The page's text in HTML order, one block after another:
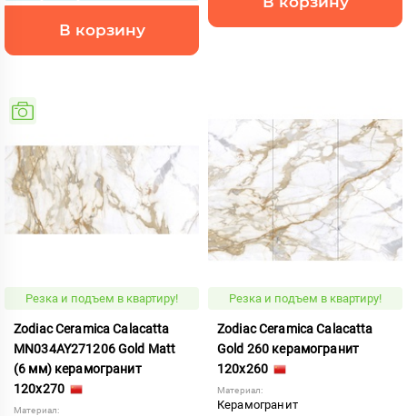
В корзину
Резка и подъем в квартиру!
Zodiac Ceramica Calacatta
MN034AY271206 Gold Matt
(6 мм) керамогранит
120x270
Материал:
Резка и подъем в квартиру!
Zodiac Ceramica Calacatta
Gold 260 керамогранит
120x260
Материал:
Керамогранит